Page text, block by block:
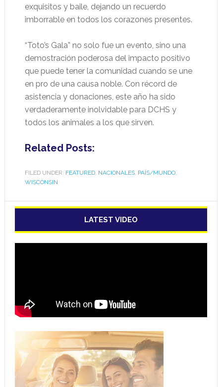
exquisitos y baile, dejando un recuerdo
imborrable en todos los corazones presentes.
“Toto’s Gala” no solo fue un evento, sino una
demostración poderosa del impacto positivo
que puede tener la comunidad cuando se une
en pro de una causa noble. Con récord de
asistencia y donaciones, este año ha sido
verdaderamente inolvidable para DCHS y
todos los animales a los que sirven.
Related Posts:
FILED UNDER: FEATURED, NACIONALES, PAÍS/MUNDO,
WISCONSIN
LATEST VIDEO